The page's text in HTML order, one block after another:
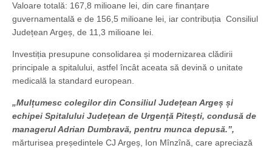
Valoare totală: 167,8 milioane lei, din care finanțare
guvernamentală e de 156,5 milioane lei, iar contribuția Consiliul
Județean Argeș, de 11,3 milioane lei.
Investiția presupune consolidarea și modernizarea clădirii
principale a spitalului, astfel încât aceata să devină o unitate
medicală la standard european.
„Mulțumesc colegilor din Consiliul Județean Argeș și
echipei Spitalului Județean de Urgență Pitești, condusă de
managerul Adrian Dumbravă, pentru munca depusă.”,
mărturisea președintele CJ Argeș, Ion Mînzînă, care apreciază